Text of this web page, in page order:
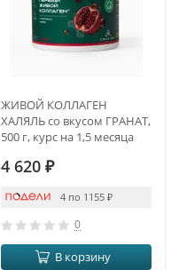
ЖИВОЙ КОЛЛАГЕН
ХАЛЯЛЬ со вкусом ГРАНАТ,
500 г, курс на 1,5 месяца
4 620 ₽
4 по 1155 ₽
0
В корзину